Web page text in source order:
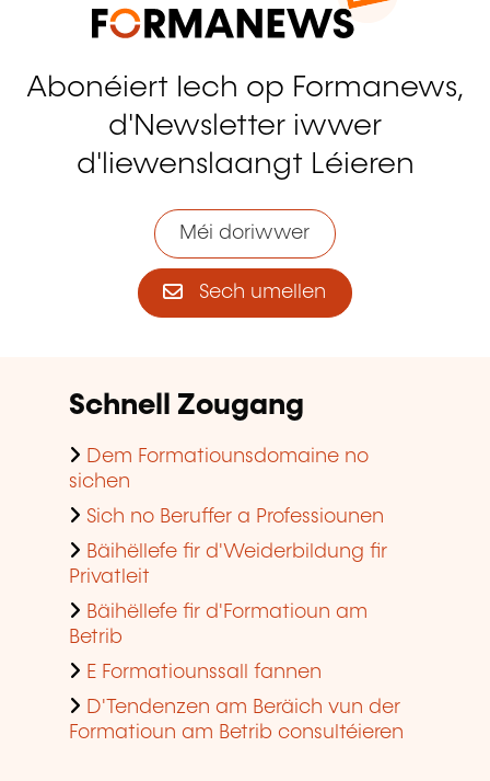
Abonéiert Iech op Formanews,
d'Newsletter iwwer
d'liewenslaangt Léieren
Méi doriwwer
Sech umellen
Schnell Zougang
Dem Formatiounsdomaine no
sichen
Sich no Beruffer a Professiounen
Bäihëllefe fir d'Weiderbildung fir
Privatleit
Bäihëllefe fir d'Formatioun am
Betrib
E Formatiounssall fannen
D'Tendenzen am Beräich vun der
Formatioun am Betrib consultéieren